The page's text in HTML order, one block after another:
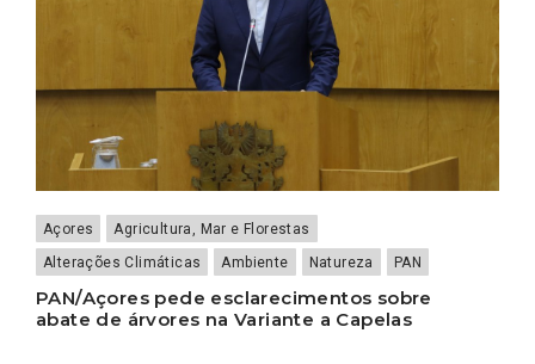
Açores
Agricultura, Mar e Florestas
Alterações Climáticas
Ambiente Natureza PAN
PAN/Açores pede esclarecimentos sobre
abate de árvores na Variante a Capelas